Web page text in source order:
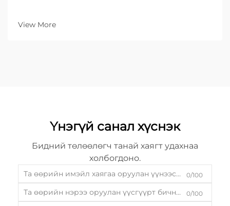
View More
Үнэгүй санал хүснэк
Бидний төлөөлөгч танай хаягт удахнаа
холбогдоно.
0/100
0/100